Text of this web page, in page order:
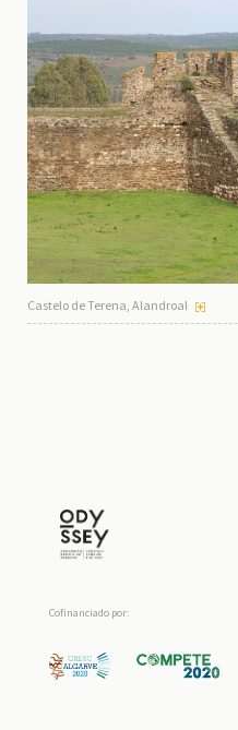
Castelo de Terena, Alandroal
Cofinanciado por: